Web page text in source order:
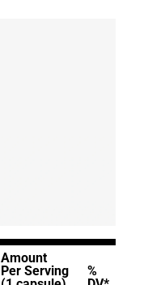
Amount
Per Serving
%